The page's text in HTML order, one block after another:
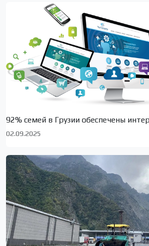
92% семей в Грузии обеспечены
02.09.2025